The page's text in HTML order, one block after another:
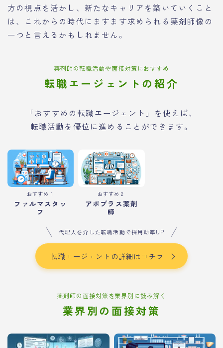
方の視点を活かし、新たなキャリアを築いていくこと
は、これからの時代にますます求められる薬剤師像の
一つと言えるかもしれません。
薬剤師の転職活動や面接対策におすすめ
転職エージェントの紹介
「おすすめの転職エージェント」を使えば、
転職活動を優位に進めることができます。
おすすめ１
ファルマスタッ
フ
おすすめ２
アポプラス薬剤
師
代理人を介した転職活動で採用効率UP
転職エージェントの詳細はコチラ
薬剤師の面接対策を業界別に読み解く
業界別の面接対策